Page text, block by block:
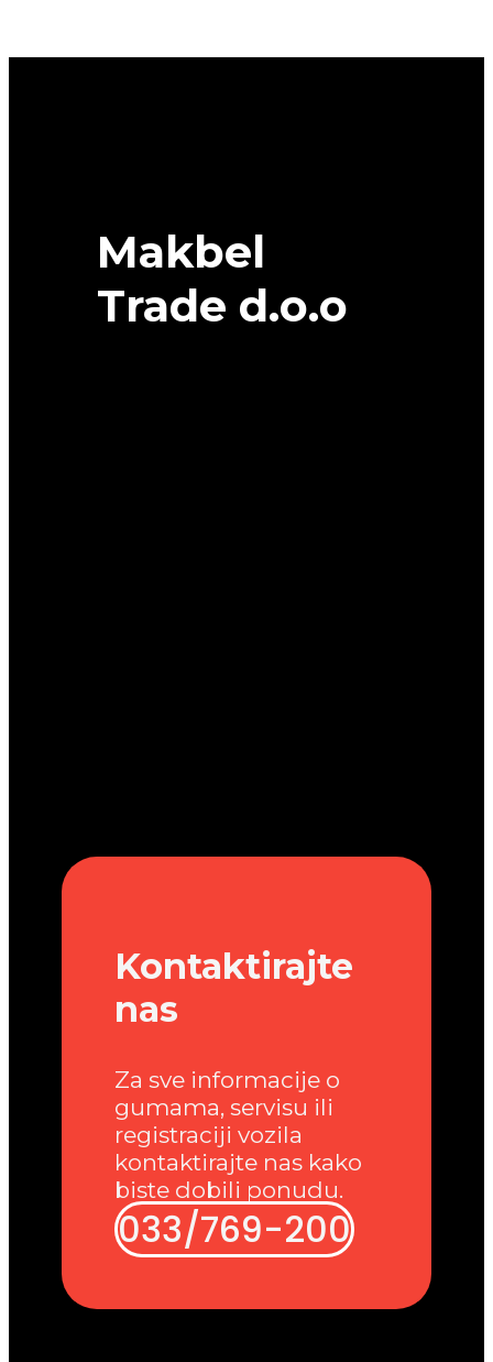
Makbel
Trade d.o.o
Kontaktirajte
nas
Za sve informacije o
gumama, servisu ili
registraciji vozila
kontaktirajte nas kako
biste dobili ponudu.
033/769-200